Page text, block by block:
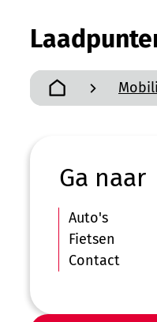
Startpagina
Ga naar
Auto's
Fietsen
Contact